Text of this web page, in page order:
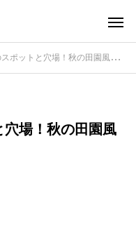
穴場！秋の田園風景を赤く染め上げる絶景
穴場！秋の田園風